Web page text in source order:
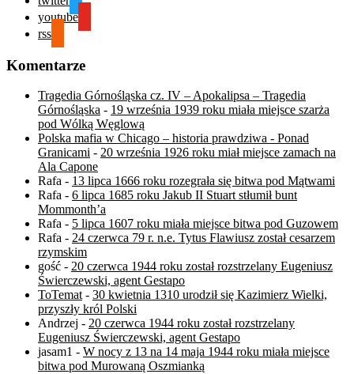
youtube
rss
Komentarze
Tragedia Górnośląska cz. IV – Apokalipsa – Tragedia
Górnośląska - 19 września 1939 roku miała miejsce szarża
pod Wólką Węglową
Polska mafia w Chicago – historia prawdziwa - Ponad
Granicami - 20 września 1926 roku miał miejsce zamach na
Ala Capone
Rafa - 13 lipca 1666 roku rozegrała się bitwa pod Mątwami
Rafa - 6 lipca 1685 roku Jakub II Stuart stłumił bunt
Mommonth’a
Rafa - 5 lipca 1607 roku miała miejsce bitwa pod Guzowem
Rafa - 24 czerwca 79 r. n.e. Tytus Flawiusz został cesarzem
rzymskim
gość - 20 czerwca 1944 roku został rozstrzelany Eugeniusz
Świerczewski, agent Gestapo
ToTemat- 30 kwietnia 1310 urodził się Kazimierz Wielki,
przyszły król Polski
Andrzej - 20 czerwca 1944 roku został rozstrzelany
Eugeniusz Świerczewski, agent Gestapo
jasam1 - W nocy z 13 na 14 maja 1944 roku miała miejsce
bitwa pod Murowaną Oszmianką